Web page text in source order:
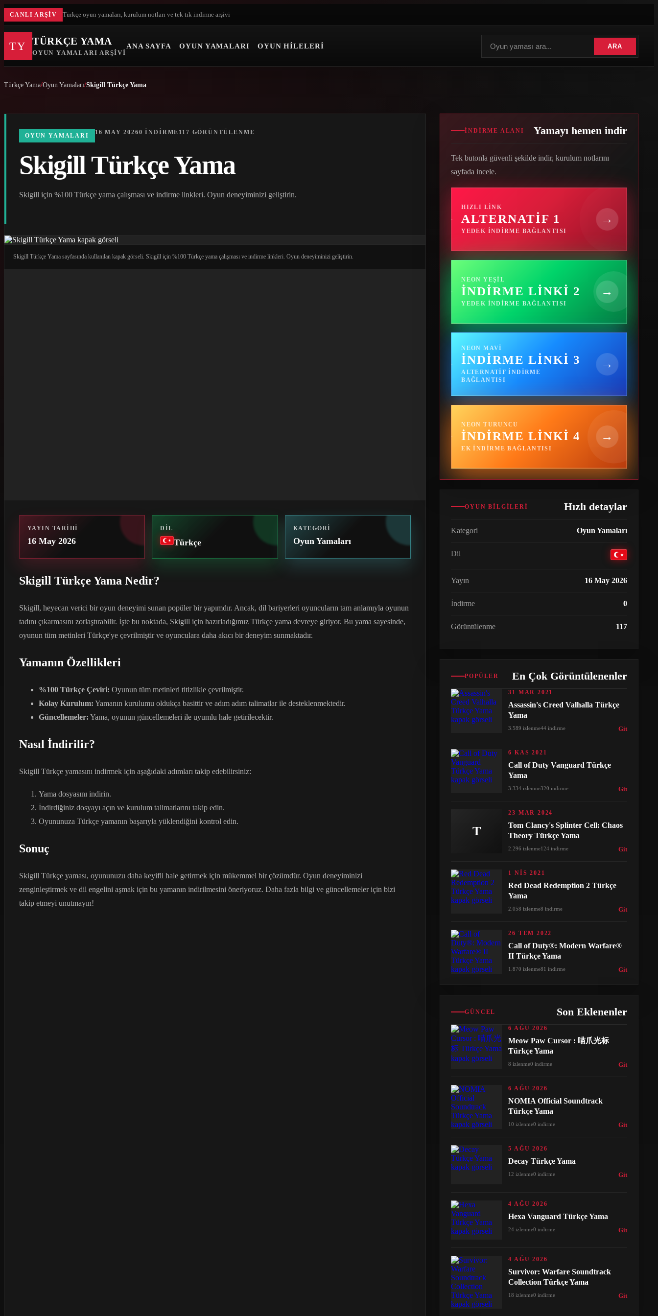
CANLI ARŞIV Türkçe oyun yamaları, kurulum notları ve tek tık indirme arşivi
TY TÜRKÇE YAMA
OYUN YAMALARI ARŞIVI
ANA SAYFA OYUN YAMALARI OYUN HILELERI ARA
Türkçe Yama Oyun Yamaları Skigill Türkçe Yama
OYUN YAMALARI 16 MAY 20260 INDIRME 117 GÖRÜNTÜLENME
Skigill Türkçe Yama
Skigill için %100 Türkçe yama çalışması ve indirme linkleri. Oyun deneyiminizi geliştirin.
Skigill Türkçe Yama sayfasında kullanılan kapak görseli. Skigill için %100 Türkçe yama çalışması ve indirme linkleri. Oyun deneyiminizi geliştirin.
YAYIN TARIHI
16 May 2026
DIL
Türkçe
KATEGORI
Oyun Yamaları
Skigill Türkçe Yama Nedir?
Skigill, heyecan verici bir oyun deneyimi sunan popüler bir yapımdır. Ancak, dil bariyerleri oyuncuların tam anlamıyla oyunun
tadını çıkarmasını zorlaştırabilir. İşte bu noktada, Skigill için hazırladığımız Türkçe yama devreye giriyor. Bu yama sayesinde,
oyunun tüm metinleri Türkçe'ye çevrilmiştir ve oyunculara daha akıcı bir deneyim sunmaktadır.
Yamanın Özellikleri
%100 Türkçe Çeviri: Oyunun tüm metinleri titizlikle çevrilmiştir.
Kolay Kurulum: Yamanın kurulumu oldukça basittir ve adım adım talimatlar ile desteklenmektedir.
Güncellemeler: Yama, oyunun güncellemeleri ile uyumlu hale getirilecektir.
Nasıl İndirilir?
Skigill Türkçe yamasını indirmek için aşağıdaki adımları takip edebilirsiniz:
Yama dosyasını indirin.
İndirdiğiniz dosyayı açın ve kurulum talimatlarını takip edin.
Oyununuza Türkçe yamanın başarıyla yüklendiğini kontrol edin.
Sonuç
Skigill Türkçe yaması, oyununuzu daha keyifli hale getirmek için mükemmel bir çözümdür. Oyun deneyiminizi
zenginleştirmek ve dil engelini aşmak için bu yamanın indirilmesini öneriyoruz. Daha fazla bilgi ve güncellemeler için bizi
takip etmeyi unutmayın!
İNDIRME ALANI Yamayı hemen indir
Tek butonla güvenli şekilde indir, kurulum notlarını
sayfada incele.
HIZLI LINK
ALTERNATIF 1
YEDEK INDIRME BAĞLANTISI
→
NEON YEŞIL
İNDIRME LINKI 2
YEDEK INDIRME BAĞLANTISI
→
NEON MAVI
İNDIRME LINKI 3
ALTERNATIF INDIRME
BAĞLANTISI
→
NEON TURUNCU
İNDIRME LINKI 4
EK INDIRME BAĞLANTISI
→
OYUN BILGILERI Hızlı detaylar
Kategori Oyun Yamaları
Dil
Yayın 16 May 2026
İndirme 0
Görüntülenme 117
POPÜLER En Çok Görüntülenenler
31 MAR 2021
Assassin's Creed Valhalla Türkçe
Yama
3.589 izlenme44 indirme Git
6 KAS 2021
Call of Duty Vanguard Türkçe
Yama
3.334 izlenme320 indirme Git
T
23 MAR 2024
Tom Clancy's Splinter Cell: Chaos
Theory Türkçe Yama
2.296 izlenme124 indirme Git
1 NIS 2021
Red Dead Redemption 2 Türkçe
Yama
2.058 izlenme8 indirme Git
26 TEM 2022
Call of Duty®: Modern Warfare®
II Türkçe Yama
1.870 izlenme81 indirme Git
GÜNCEL Son Eklenenler
6 AĞU 2026
Meow Paw Cursor : 喵爪光标
Türkçe Yama
8 izlenme0 indirme Git
6 AĞU 2026
NOMIA Official Soundtrack
Türkçe Yama
10 izlenme0 indirme Git
5 AĞU 2026
Decay Türkçe Yama
12 izlenme0 indirme Git
4 AĞU 2026
Hexa Vanguard Türkçe Yama
24 izlenme0 indirme Git
4 AĞU 2026
Survivor: Warfare Soundtrack
Collection Türkçe Yama
18 izlenme0 indirme Git